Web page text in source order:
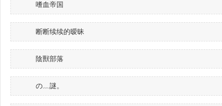
嗜血帝国
断断续续的暧昧
陰獸部落
の﹏謎。